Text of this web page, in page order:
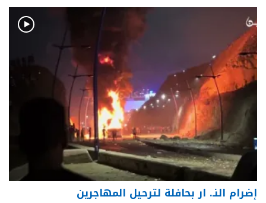
إضرام النـ. ار بحافلة لترحيل المهاجرين